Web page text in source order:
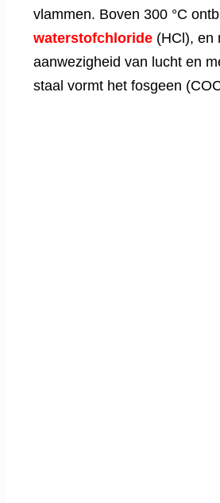
vlammen. Boven 300 °C
waterstofchloride (HCl), en
aanwezigheid van lucht en
staal vormt het fosgeen